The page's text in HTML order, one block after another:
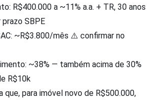
R$400.000 a ~11% a.a. + TR, 30 anos
SBPE
~R$3.800/mês ⚠️ confirmar no
~38% — também acima de 30%
R$10k
que, para imóvel novo de R$500.000,